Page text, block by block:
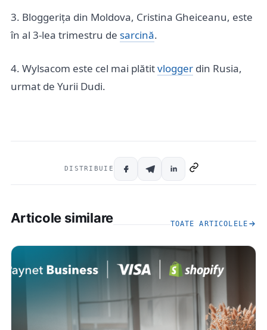
3. Bloggerița din Moldova, Cristina Gheiceanu, este
în al 3-lea trimestru de sarcină.
4. Wylsacom este cel mai plătitvlogger din Rusia,
urmat de Yurii Dudi.
DISTRIBUIE
Articole similare TOATE ARTICOLELE